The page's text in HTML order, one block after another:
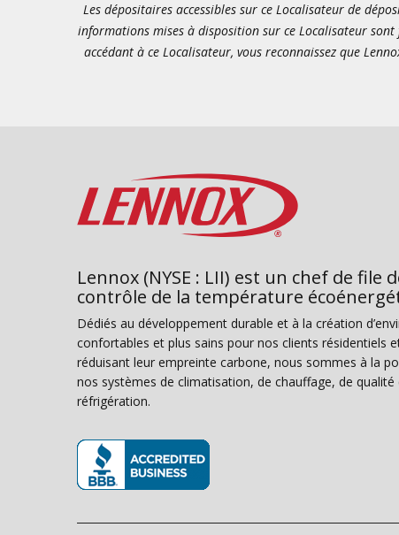
Les dépositaires accessibles sur ce Localisateur de
informations mises à disposition sur ce Localisateur
accédant à ce Localisateur, vous reconnaissez que
Lennox (NYSE : LII) est un chef de file
contrôle de la température
Dédiés au développement durable et à la création
confortables et plus sains pour nos clients résidentiels
réduisant leur empreinte carbone, nous sommes à la
nos systèmes de climatisation, de chauffage, de qualité
réfrigération.